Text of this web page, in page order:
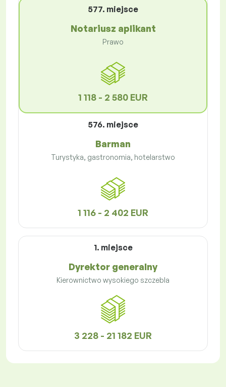
577. miejsce
Notariusz aplikant
Prawo
1 118 - 2 580 EUR
576. miejsce
Barman
Turystyka, gastronomia, hotelarstwo
1 116 - 2 402 EUR
1. miejsce
Dyrektor generalny
Kierownictwo wysokiego szczebla
3 228 - 21 182 EUR